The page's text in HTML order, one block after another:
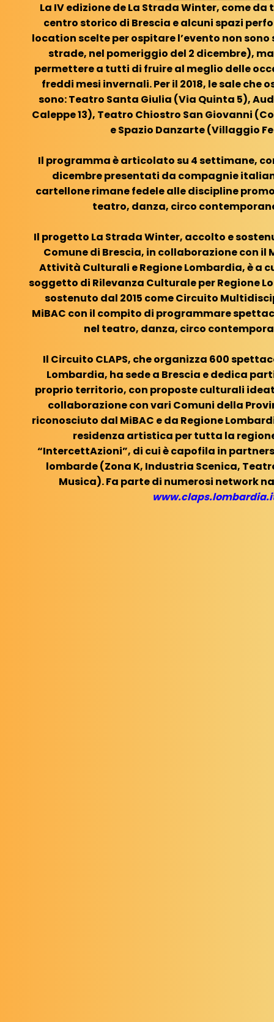
La IV edizione de La Strada Winter, come
centro storico di Brescia e alcuni spazi
location scelte per ospitare l’evento non sono
strade, nel pomeriggio del 2 dicembre),
permettere a tutti di fruire al meglio delle
freddi mesi invernali. Per il 2018, le sale che
sono: Teatro Santa Giulia (Via Quinta 5),
Caleppe 13), Teatro Chiostro San Giovanni
e Spazio Danzarte (Villaggio
Il programma è articolato su 4 settimane,
dicembre presentati da compagnie
cartellone rimane fedele alle discipline
teatro, danza, circo
Il progetto La Strada Winter, accolto e
Comune di Brescia, in collaborazione con il
Attività Culturali e Regione Lombardia, è a
soggetto di Rilevanza Culturale per Regione
sostenuto dal 2015 come Circuito
MiBAC con il compito di programmare
nel teatro, danza, circo
Il Circuito CLAPS, che organizza 600
Lombardia, ha sede a Brescia e dedica
proprio territorio, con proposte culturali
collaborazione con vari Comuni della
riconosciuto dal MiBAC e da Regione
residenza artistica per tutta la
“IntercettAzioni”, di cui è capofila in
lombarde (Zona K, Industria Scenica,
Musica). Fa parte di numerosi network